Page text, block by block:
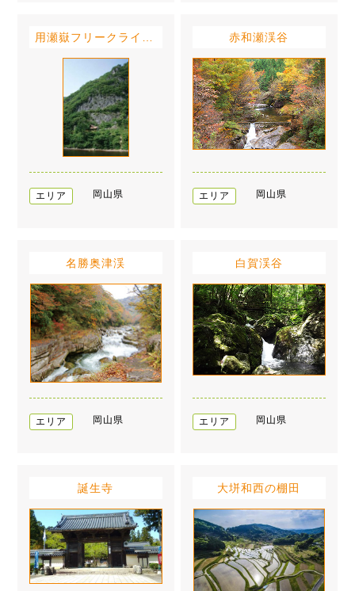
エリア 岡山県
赤和瀬渓谷
エリア 岡山県
名勝奥津渓
エリア 岡山県
白賀渓谷
エリア 岡山県
誕生寺 大垪和西の棚田